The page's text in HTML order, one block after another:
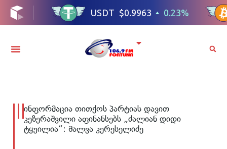
ინფორმაცია თითქოს პარტიას დავით
კეზერაშვილი აფინანსებს „ძალიან დიდი
ტყუილია“: შალვა კერესელიძე